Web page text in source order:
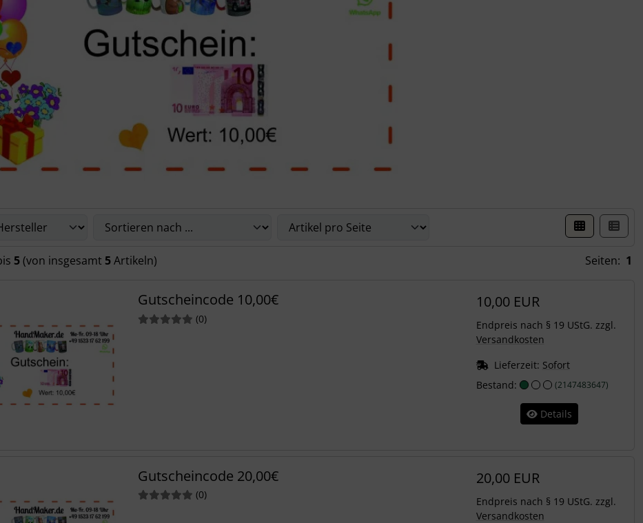
5(von insgesamt 5Artikeln) Seiten: 1
Gutscheincode 10,00€
(0Bewertungen
)
10,00 EUR
Endpreis nach § 19 UStG. zzgl.
Versandkosten
Lieferzeit: Sofort
Bestand:
(2147483647)
Details
Gutscheincode 20,00€
(0Bewertungen
)
20,00 EUR
Endpreis nach § 19 UStG. zzgl.
Versandkosten